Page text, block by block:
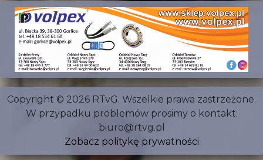
Copyright © 2026 RTvG. Wszelkie prawa zastrzeżone.
W przypadku problemów prosimy o kontakt:
biuro@rtvg.pl
Zobacz politykę prywatności